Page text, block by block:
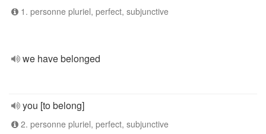
1. personne pluriel, perfect, subjunctive
we have belonged
you [to belong]
2. personne pluriel, perfect, subjunctive